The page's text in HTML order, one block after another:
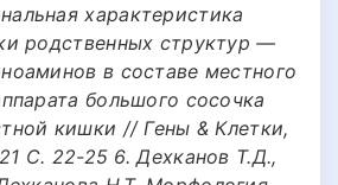
характеристика
родственных структур —
в составе местного
большого сосочка
кишки // Гены & Клетки,
С. 22-25 6. Дехканов Т.Д.,